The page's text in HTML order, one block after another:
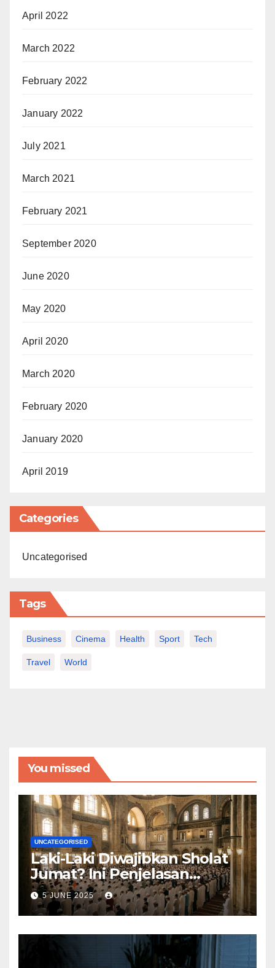
April 2022
March 2022
February 2022
January 2022
July 2021
March 2021
February 2021
September 2020
June 2020
May 2020
April 2020
March 2020
February 2020
January 2020
April 2019
Categories
Uncategorised
Tags
Business Cinema Health Sport Tech
Travel World
You missed
UNCATEGORISED
Laki-Laki Diwajibkan Sholat
Jumat? Ini Penjelasan
Lengkapnya
5 JUNE 2025